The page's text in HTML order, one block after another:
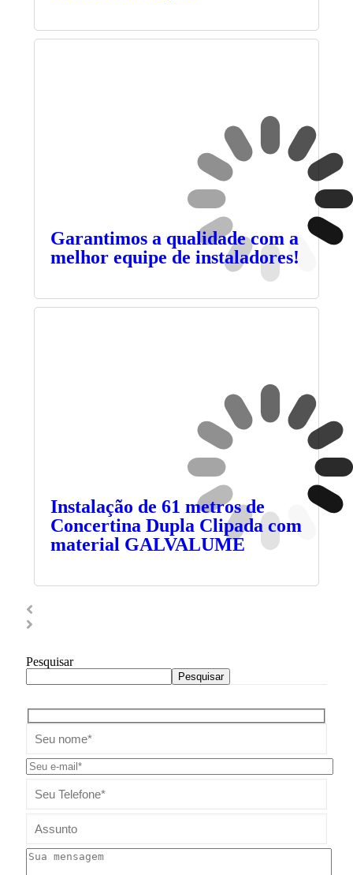
Garantimos a qualidade com a
melhor equipe de instaladores!
Instalação de 61 metros de
Concertina Dupla Clipada com
material GALVALUME
Pesquisar
Pesquisar